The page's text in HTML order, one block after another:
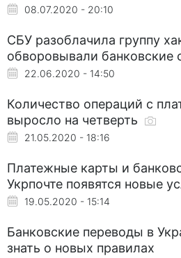
08.07.2020 - 20:10
СБУ разоблачила группу
обворовывали банковские
22.06.2020 - 14:50
Количество операций с
выросло на четверть
21.05.2020 - 18:16
Платежные карты и
Укрпочте появятся новые
19.05.2020 - 15:14
Банковские переводы в
знать о новых правилах